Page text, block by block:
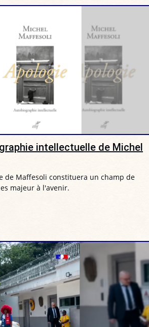
intellectuelle de Michel
de Maffesoli constituera un champ de
majeur à l'avenir.